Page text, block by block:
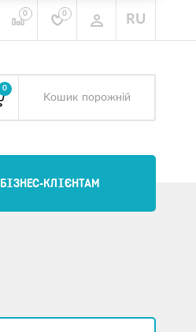
0 0 RU
0
Kошик порожній
БІЗНЕС-КЛІЄНТАМ